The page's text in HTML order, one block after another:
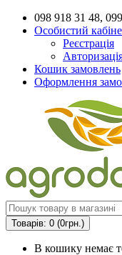
098 918 31 48,
Особистий
Реєстрація
Кошик замовлень
Оформлення
Товарів: 0 (0грн.)
В кошику немає